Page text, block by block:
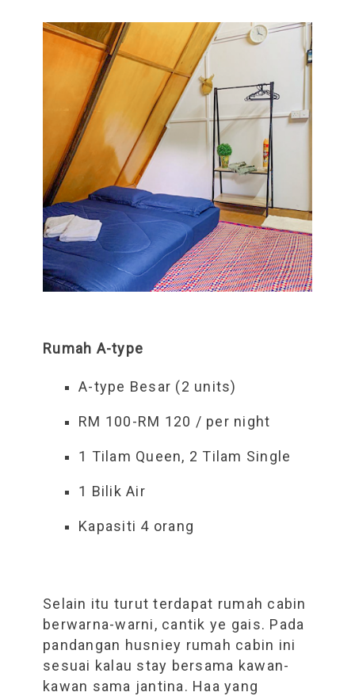
Rumah A-type
A-type Besar (2 units)
RM 100-RM 120 / per night
1 Tilam Queen, 2 Tilam Single
1 Bilik Air
Kapasiti 4 orang
Selain itu turut terdapat rumah cabin
berwarna-warni, cantik ye gais. Pada
pandangan husniey rumah cabin ini
sesuai kalau stay bersama kawan-
kawan sama jantina. Haa yang